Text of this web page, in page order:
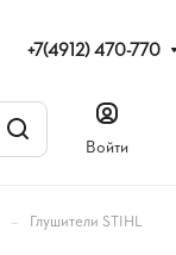
+7(4912) 470-770
Войти
– Глушители STIHL